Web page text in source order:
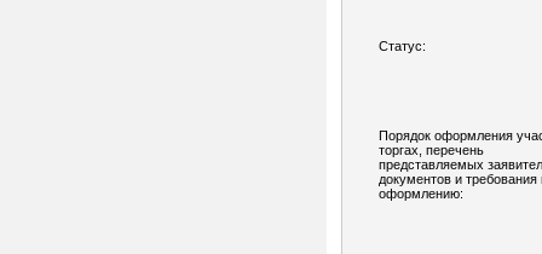
Статус:
Порядок оформления
торгах, перечень
представляемых
документов и требования
оформлению: